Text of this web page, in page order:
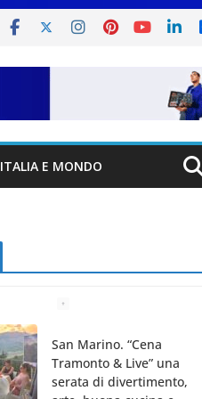
ITALIA E MONDO
San Marino. “Cena
Tramonto & Live” una
serata di divertimento,